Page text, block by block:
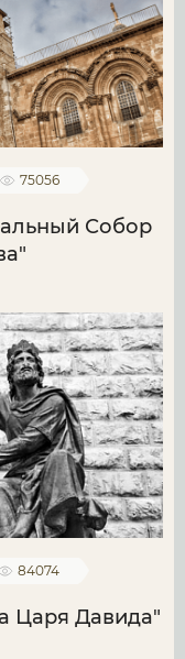
75056
Собор
84074
Царя Давида"